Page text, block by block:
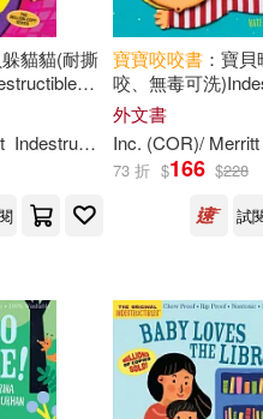
Lauren Crisp(1)
Indestructibles(1)
朔ヒロ(1)
讀(1)
商品(42)
躲貓貓(耐撕
Proof ·
· 100%
Babies
Indestructibles Kate (ILT)
寶寶咬咬書 ：寶
咬、無毒可洗
Baby Night-Night:
Rip Proof ·
Washable (Book for
外文書
Inc. (COR)/ Merritt
73 折 $166 $228
試